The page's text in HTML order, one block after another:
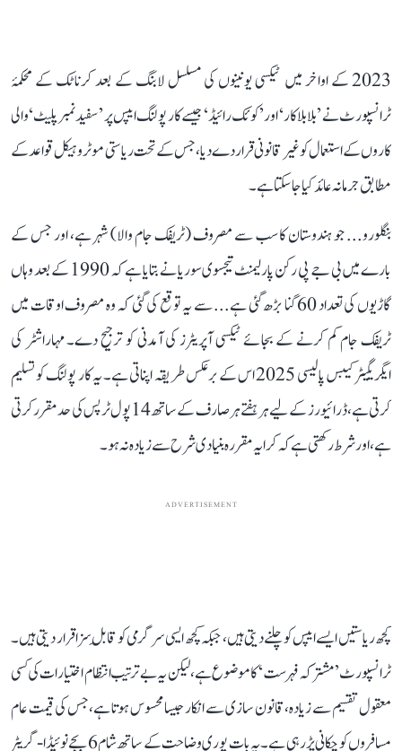
2023 کے اواخر میں ٹیکسی یونینوں کی مسلسل لابنگ کے بعد کرناٹک کے محکمۂ
ٹرانسپورٹ نے ’بلابلا کار‘ اور ’کوئک رائیڈ‘ جیسے کار پولنگ ایپس پر ’سفید نمبر پلیٹ‘ والی
کاروں کے استعمال کو غیر قانونی قرار دے دیا، جس کے تحت ریاستی موٹر وہیکل قواعد کے
مطابق جرمانہ عائد کیا جا سکتا ہے۔
بنگلورو... جو ہندوستان کا سب سے مصروف (ٹریفک جام والا) شہر ہے، اور جس کے
بارے میں بی جے پی رکن پارلیمنٹ تیجسوی سوریا نے بتایا ہے کہ 1990 کے بعد وہاں
گاڑیوں کی تعداد 60 گنا بڑھ گئی ہے... سے یہ توقع کی گئی کہ وہ مصروف اوقات میں
ٹریفک جام کم کرنے کے بجائے ٹیکسی آپریٹرز کی آمدنی کو ترجیح دے۔ مہاراشٹر کی
ایگریگیٹر کیبس پالیسی 2025 اس کے برعکس طریقہ اپناتی ہے۔ یہ کار پولنگ کو تسلیم
کرتی ہے، ڈرائیورز کے لیے ہر ہفتے ہر صارف کے ساتھ 14 پول ٹرپس کی حد مقرر کرتی
ہے، اور شرط رکھتی ہے کہ کرایہ مقررہ بنیادی شرح سے زیادہ نہ ہو۔
ADVERTISEMENT
کچھ ریاستیں ایسے ایپس کو چلنے دیتی ہیں، جبکہ کچھ ایسی سرگرمی کو قابلِ سزا قرار دیتی ہیں۔
ٹرانسپورٹ ’مشترکہ فہرست‘ کا موضوع ہے، لیکن یہ بے ترتیب انتظام اختیارات کی کسی
معقول تقسیم سے زیادہ، قانون سازی سے انکار جیسا محسوس ہوتا ہے، جس کی قیمت عام
مسافروں کو چکانی پڑ رہی ہے۔ یہ بات پوری وضاحت کے ساتھ شام 6 بجے نوئیڈا-گریٹر